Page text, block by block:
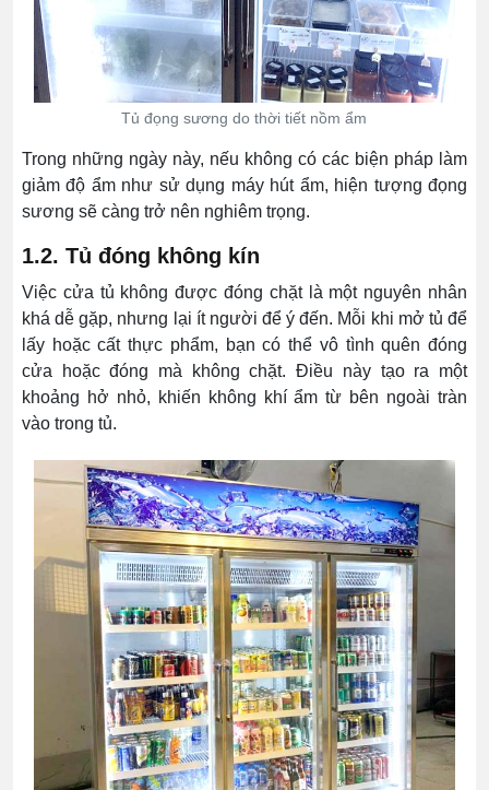
Tủ đọng sương do thời tiết nồm ẩm
Trong những ngày này, nếu không có các biện pháp làm
giảm độ ẩm như sử dụng máy hút ẩm, hiện tượng đọng
sương sẽ càng trở nên nghiêm trọng.
1.2. Tủ đóng không kín
Việc cửa tủ không được đóng chặt là một nguyên nhân
khá dễ gặp, nhưng lại ít người để ý đến. Mỗi khi mở tủ để
lấy hoặc cất thực phẩm, bạn có thể vô tình quên đóng
cửa hoặc đóng mà không chặt. Điều này tạo ra một
khoảng hở nhỏ, khiến không khí ẩm từ bên ngoài tràn
vào trong tủ.